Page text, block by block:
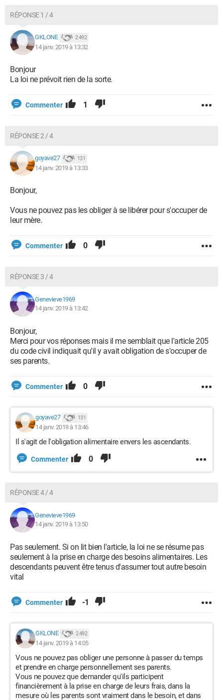
RÉPONSE 1 / 4
GKLONE 2 492
14 janv. 2019 à 13:32
Bonjour
La loi ne prévoit rien de la sorte.
Commenter 1
RÉPONSE 2 / 4
goyave27 131
14 janv. 2019 à 13:33
Bonjour,
Vous ne pouvez pas les obliger à se libérer pour s'occuper de
leur mère.
Commenter 0
RÉPONSE 3 / 4
Genevieve1969
14 janv. 2019 à 13:42
Bonjour,
Merci pour vos réponses mais il me semblait que l'article 205
du code civil indiquait qu'il y avait obligation de s'occuper de
ses parents.
Commenter 0
goyave27 131
14 janv. 2019 à 13:46
Il s'agit de l'obligation alimentaire envers les ascendants.
Commenter 0
RÉPONSE 4 / 4
Genevieve1969
14 janv. 2019 à 13:50
Pas seulement. Si on lit bien l'article, la loi ne se résume pas
seulement à la prise en charge des besoins alimentaires. Les
descendants peuvent être tenus d'assumer tout autre besoin
vital
Commenter -1
GKLONE 2 492
14 janv. 2019 à 14:05
Vous ne pouvez pas obliger une personne à passer du temps
et prendre en charge personnellement ses parents.
Vous ne pouvez que demander qu'ils participent
financièrement à la prise en charge de leurs frais, dans la
mesure où les parents sont vraiment dans le besoin, et dans